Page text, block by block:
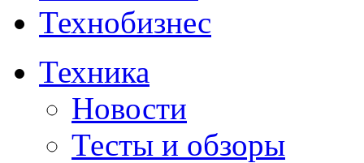
Технобизнес
Техника
Новости
Тесты и обзоры